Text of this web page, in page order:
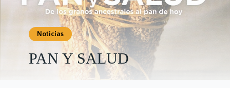
Noticias
PAN Y SALUD